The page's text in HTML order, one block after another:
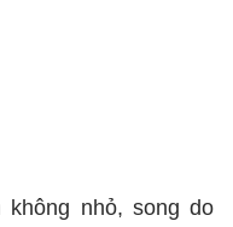
nhỏ, song do